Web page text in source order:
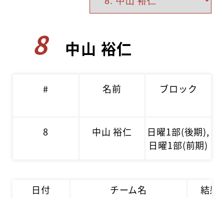
8 中山 裕仁
#
8
名前
中山 裕仁
ブロック
日曜1部(後期),
日曜1部(前期)
日付 チーム名
結果